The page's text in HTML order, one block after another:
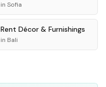
in Sofia
Rent Décor & Furnishings
in Bali